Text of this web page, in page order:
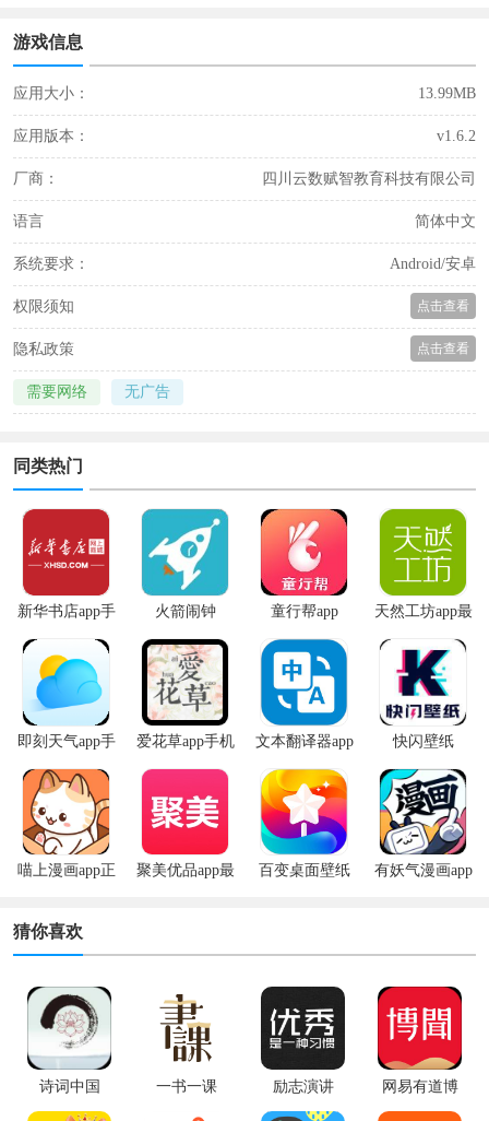
游戏信息
应用大小： 13.99MB
应用版本： v1.6.2
厂商： 四川云数赋智教育科技有限公司
语言 简体中文
系统要求： Android/安卓
权限须知 点击查看
隐私政策 点击查看
需要网络 无广告
同类热门
新华书店app手
火箭闹钟 童行帮app
天然工坊app最
即刻天气app手
机版
爱花草app手机
版
文本翻译器app 快闪壁纸
喵上漫画app正
聚美优品app最
百变桌面壁纸
有妖气漫画app
猜你喜欢
诗词中国 一书一课 励志演讲
网易有道博
闻app手机版